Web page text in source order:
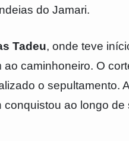
do Jamari.
Tadeu, onde teve
ao caminhoneiro. O
o sepultamento.
ao longo de